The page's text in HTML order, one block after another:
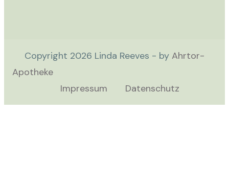
Copyright 2026 Linda Reeves - by Ahrtor-
Apotheke
Impressum
Datenschutz